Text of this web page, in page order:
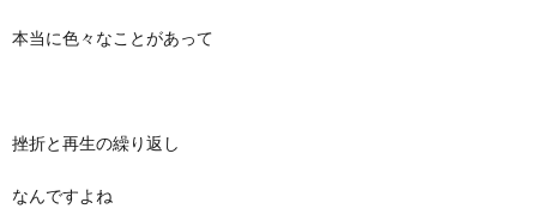
本当に色々なことがあって
挫折と再生の繰り返し
なんですよね